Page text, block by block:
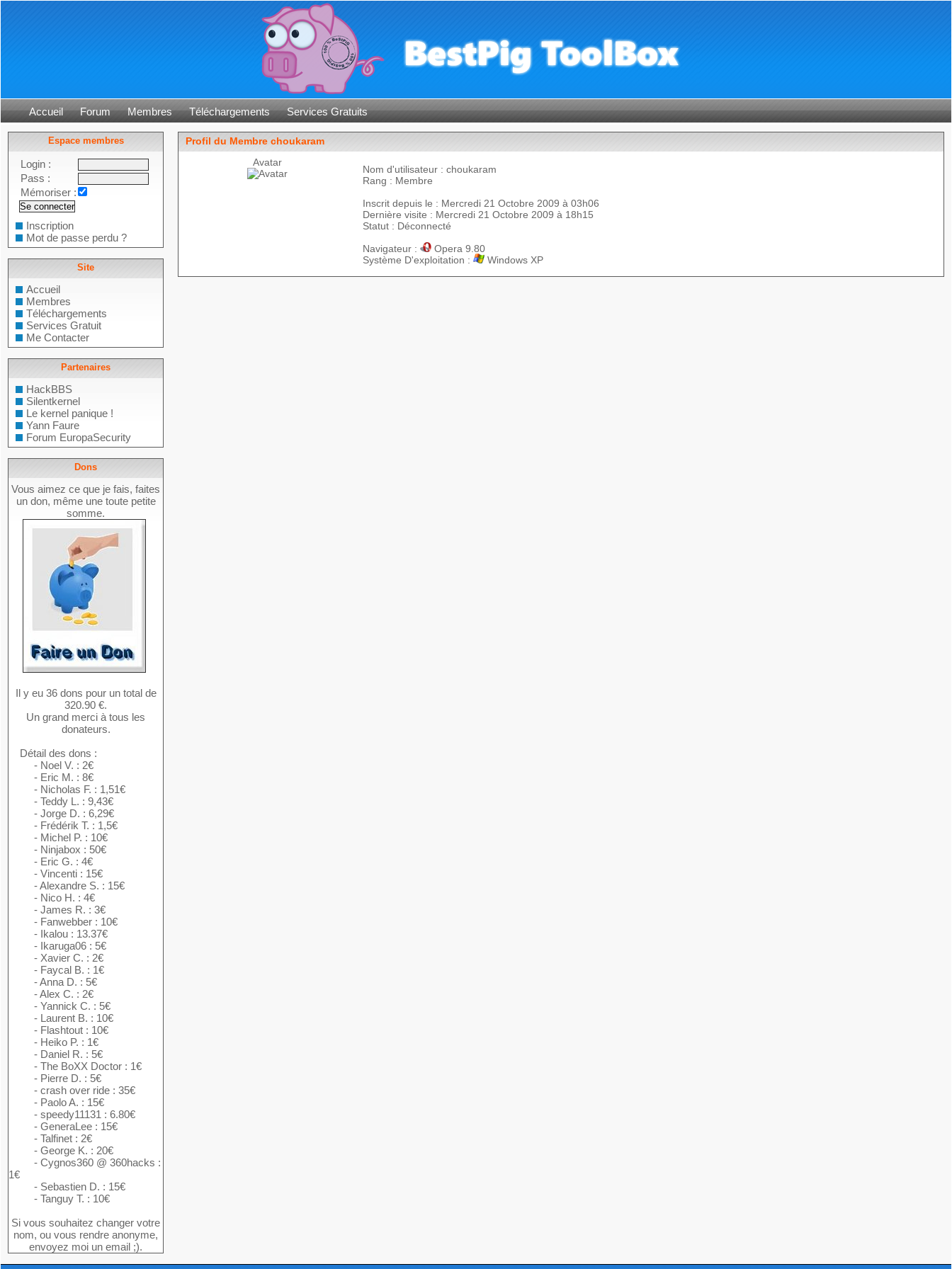
Accueil Forum Membres Téléchargements Services Gratuits
Espace membres
Login :
Pass :
Mémoriser :
Inscription
Mot de passe perdu ?
Site
Accueil
Membres
Téléchargements
Services Gratuit
Me Contacter
Partenaires
HackBBS
Silentkernel
Le kernel panique !
Yann Faure
Forum EuropaSecurity
Dons
Vous aimez ce que je fais, faites
un don, même une toute petite
somme.
Il y eu 36 dons pour un total de
320.90 €.
Un grand merci à tous les
donateurs.
Détail des dons :
- Noel V. : 2€
- Eric M. : 8€
- Nicholas F. : 1,51€
- Teddy L. : 9,43€
- Jorge D. : 6,29€
- Frédérik T. : 1,5€
- Michel P. : 10€
- Ninjabox : 50€
- Eric G. : 4€
- Vincenti : 15€
- Alexandre S. : 15€
- Nico H. : 4€
- James R. : 3€
- Fanwebber : 10€
- Ikalou : 13.37€
- Ikaruga06 : 5€
- Xavier C. : 2€
- Faycal B. : 1€
- Anna D. : 5€
- Alex C. : 2€
- Yannick C. : 5€
- Laurent B. : 10€
- Flashtout : 10€
- Heiko P. : 1€
- Daniel R. : 5€
- The BoXX Doctor : 1€
- Pierre D. : 5€
- crash over ride : 35€
- Paolo A. : 15€
- speedy11131 : 6.80€
- GeneraLee : 15€
- Talfinet : 2€
- George K. : 20€
- Cygnos360 @ 360hacks :
1€
- Sebastien D. : 15€
- Tanguy T. : 10€
Si vous souhaitez changer votre
nom, ou vous rendre anonyme,
envoyez moi un email ;).
Profil du Membre choukaram
Avatar
Nom d'utilisateur : choukaram
Rang : Membre
Inscrit depuis le : Mercredi 21 Octobre 2009 à 03h06
Dernière visite : Mercredi 21 Octobre 2009 à 18h15
Statut : Déconnecté
Navigateur :
Opera 9.80
Système D'exploitation :
Windows XP